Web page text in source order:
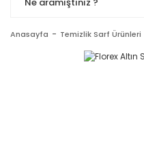
Anasayfa Temizlik Sarf Ürünleri